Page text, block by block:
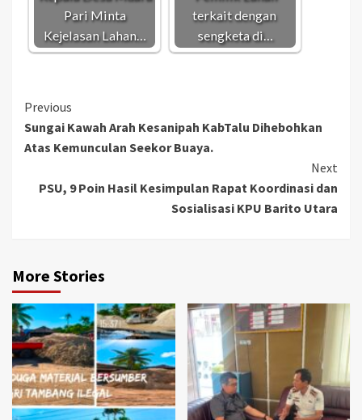
Pari Minta
Kejelasan Lahan…
terkait dengan
sengketa di…
Continue
Reading
Previous
Sungai Kawah Arah Kesanipah KabTalu Dihebohkan
Atas Kemunculan Seekor Buaya.
Next
PSU, 9 Poin Hasil Kesimpulan Rapat Koordinasi dan
Sosialisasi KPU Barito Utara
More Stories